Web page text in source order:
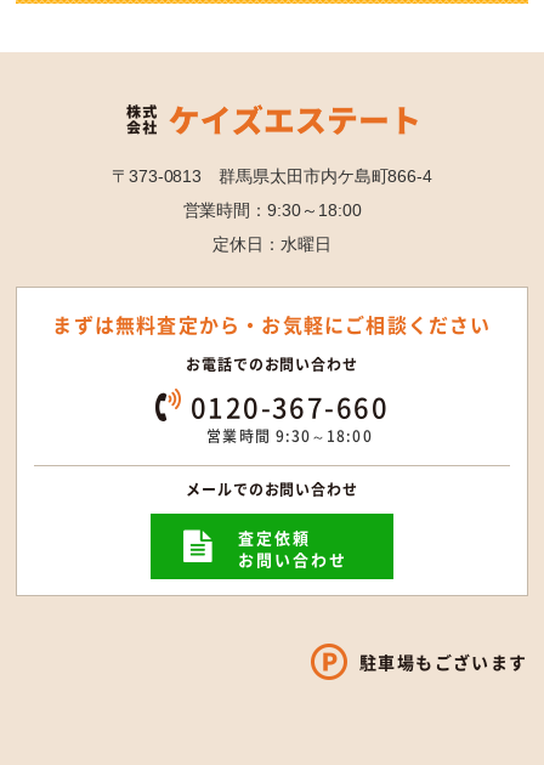
〒373-0813 群馬県太田市内ケ島町866-4
営業時間：9:30～18:00
定休日：水曜日
まずは無料査定から・ お気軽にご相談ください
お電話でのお問い合わせ
0120-367-660
営業時間 9:30～18:00
メールでのお問い合わせ
査定依頼
お問い合わせ
駐車場もございます